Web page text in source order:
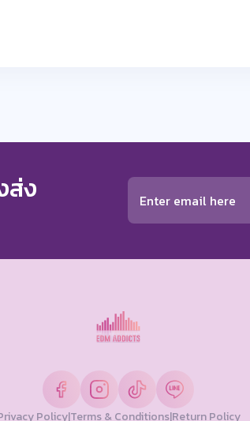
ส่ง
Policy|Terms & Conditions|Return Policy